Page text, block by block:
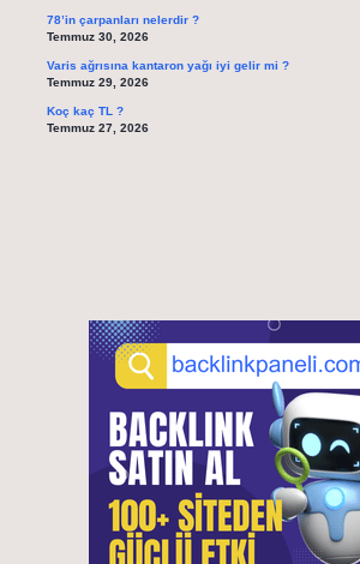
78’in çarpanları nelerdir ?
Temmuz 30, 2026
Varis ağrısına kantaron yağı iyi gelir mi ?
Temmuz 29, 2026
Koç kaç TL ?
Temmuz 27, 2026